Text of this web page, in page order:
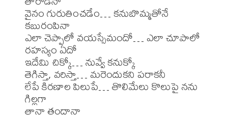
వైనం గురుతించడేం… కనుబొమ్మతోనే
కబురంపినా
ఎలా చెప్పాలో వయస్సేమందో… ఎలా చూపాలో
రహస్యం ఏదో
ఇదేమి చిక్కో… నువ్వే కనుక్కో
తెగిస్తా, వరిస్తా… మరెందుకని పరాకనీ
లేపే కిరణాల పిలుపే… తొలిమేలు కొలుపై నను
గిల్లగా
తానా తందానా